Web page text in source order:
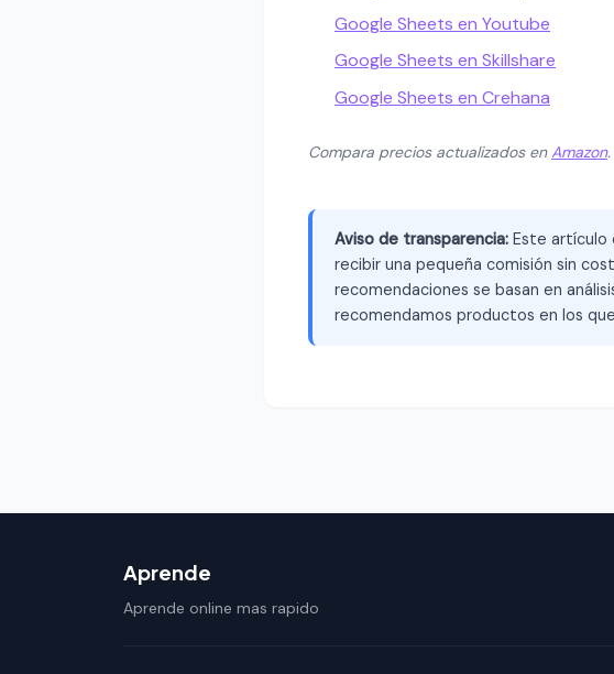
Google Sheets en Youtube
Google Sheets en Skillshare
Google Sheets en Crehana
Compara precios actualizados enAmazon.
Aviso de transparencia: Este artículo
recibir una pequeña comisión sin
recomendaciones se basan en
recomendamos productos en los
Aprende
Aprende online mas rapido